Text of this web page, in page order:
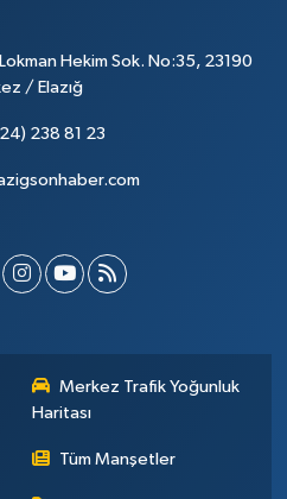
Hekim Sok. No:35, 23190
/ Elazığ
238 81 23
Merkez Trafik Yoğunluk
Haritası
Tüm Manşetler